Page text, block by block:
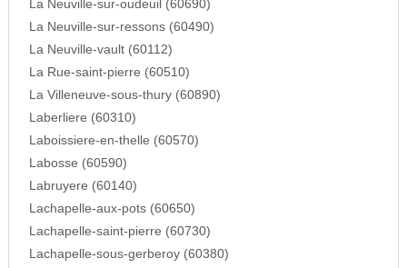
La Neuville-sur-oudeuil (60690)
La Neuville-sur-ressons (60490)
La Neuville-vault (60112)
La Rue-saint-pierre (60510)
La Villeneuve-sous-thury (60890)
Laberliere (60310)
Laboissiere-en-thelle (60570)
Labosse (60590)
Labruyere (60140)
Lachapelle-aux-pots (60650)
Lachapelle-saint-pierre (60730)
Lachapelle-sous-gerberoy (60380)